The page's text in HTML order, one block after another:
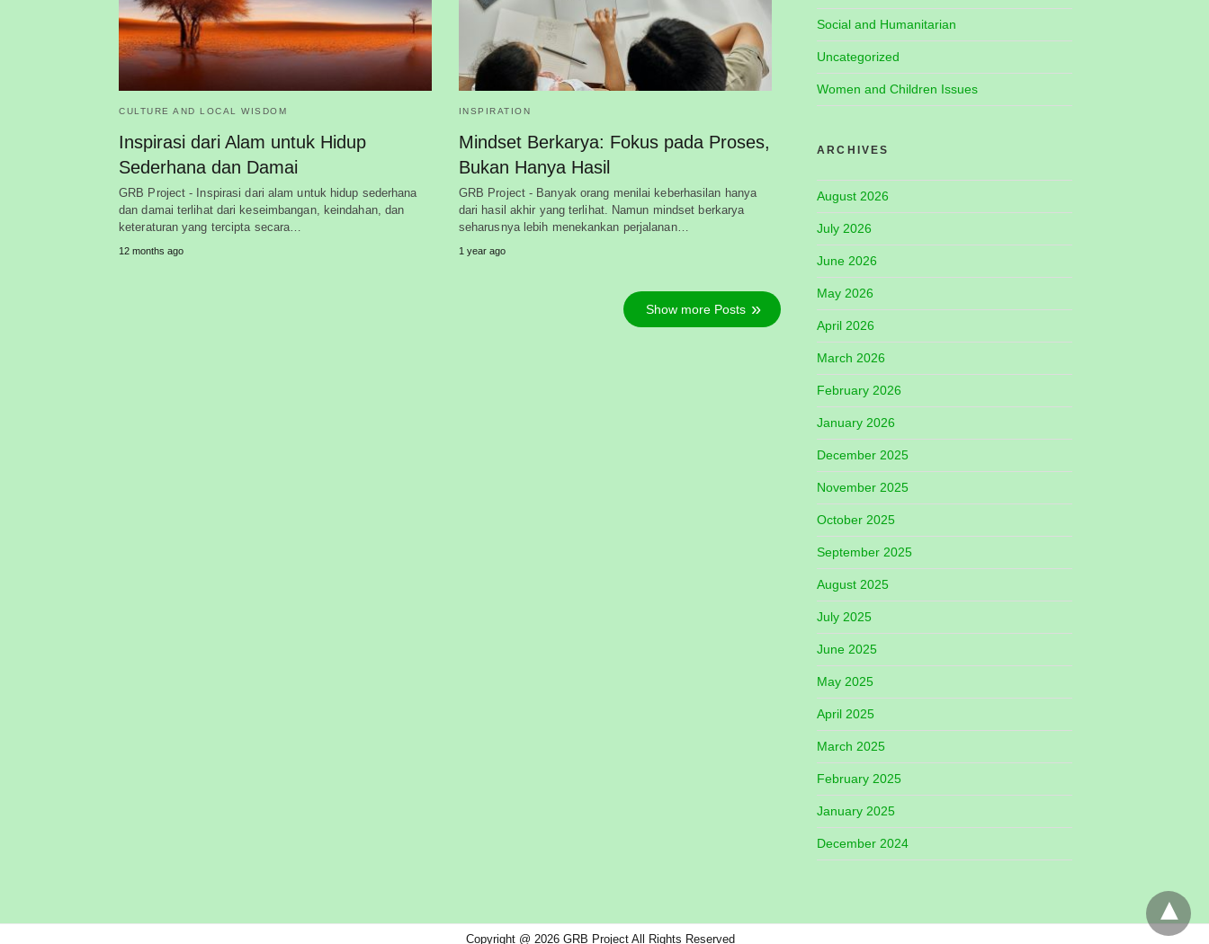
CULTURE AND LOCAL WISDOM
Inspirasi dari Alam untuk Hidup
Sederhana dan Damai
GRB Project - Inspirasi dari alam untuk hidup sederhana
dan damai terlihat dari keseimbangan, keindahan, dan
keteraturan yang tercipta secara…
12 months ago
INSPIRATION
Mindset Berkarya: Fokus pada Proses,
Bukan Hanya Hasil
GRB Project - Banyak orang menilai keberhasilan hanya
dari hasil akhir yang terlihat. Namun mindset berkarya
seharusnya lebih menekankan perjalanan…
1 year ago
Show more Posts
Social and Humanitarian
Uncategorized
Women and Children Issues
ARCHIVES
August 2026
July 2026
June 2026
May 2026
April 2026
March 2026
February 2026
January 2026
December 2025
November 2025
October 2025
September 2025
August 2025
July 2025
June 2025
May 2025
April 2025
March 2025
February 2025
January 2025
December 2024
Copyright @ 2026 GRB Project All Rights Reserved